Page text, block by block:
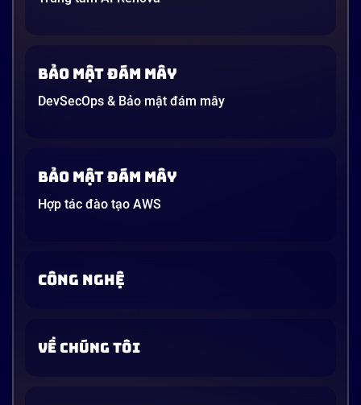
Bảo mật đám mây
DevSecOps & Bảo mật đám mây
Bảo mật đám mây
Hợp tác đào tạo AWS
CÔNG NGHỆ
VỀ CHÚNG TÔI